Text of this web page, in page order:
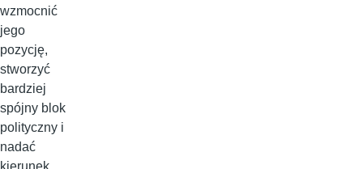
wzmocnić
jego
pozycję,
stworzyć
bardziej
spójny blok
polityczny i
nadać